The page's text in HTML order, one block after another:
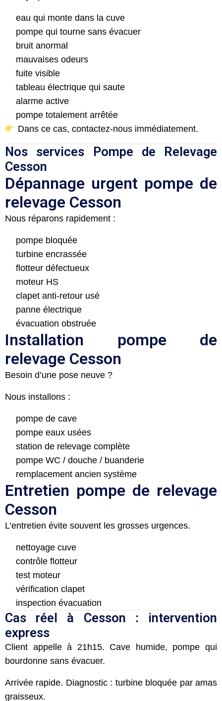
eau qui monte dans la cuve
pompe qui tourne sans évacuer
bruit anormal
mauvaises odeurs
fuite visible
tableau électrique qui saute
alarme active
pompe totalement arrêtée
Dans ce cas, contactez-nous immédiatement.
Nos services Pompe de Relevage
Cesson
Dépannage urgent pompe de
relevage Cesson
Nous réparons rapidement :
pompe bloquée
turbine encrassée
flotteur défectueux
moteur HS
clapet anti-retour usé
panne électrique
évacuation obstruée
Installation pompe de
relevage Cesson
Besoin d’une pose neuve ?
Nous installons :
pompe de cave
pompe eaux usées
station de relevage complète
pompe WC / douche / buanderie
remplacement ancien système
Entretien pompe de relevage
Cesson
L’entretien évite souvent les grosses urgences.
nettoyage cuve
contrôle flotteur
test moteur
vérification clapet
inspection évacuation
Cas réel à Cesson : intervention
express
Client appelle à 21h15. Cave humide, pompe qui
bourdonne sans évacuer.
Arrivée rapide. Diagnostic : turbine bloquée par amas
graisseux.